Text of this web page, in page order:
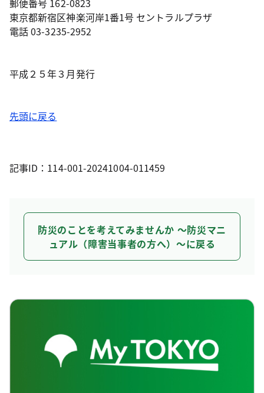
郵便番号 162-0823
東京都新宿区神楽河岸1番1号 セントラルプラザ
電話 03-3235-2952
平成２５年３月発行
先頭に戻る
記事ID：114-001-20241004-011459
防災のことを考えてみませんか ～防災マニ
ュアル（障害当事者の方へ）～に戻る